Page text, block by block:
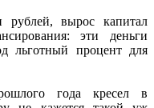
вырос капитал
эти деньги
льготный процент для
года кресел в